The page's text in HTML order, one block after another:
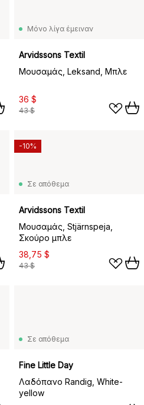
Μόνο λίγα έμειναν
Arvidssons Textil
Μουσαμάς, Leksand, Μπλε
36 $
43 $
Σε απόθεμα
Arvidssons Textil
Μουσαμάς, Stjärnspeja,
Σκούρο μπλε
38,75 $
43 $
-10%
Σε απόθεμα
Fine Little Day
Λαδόπανο Randig, White-
yellow